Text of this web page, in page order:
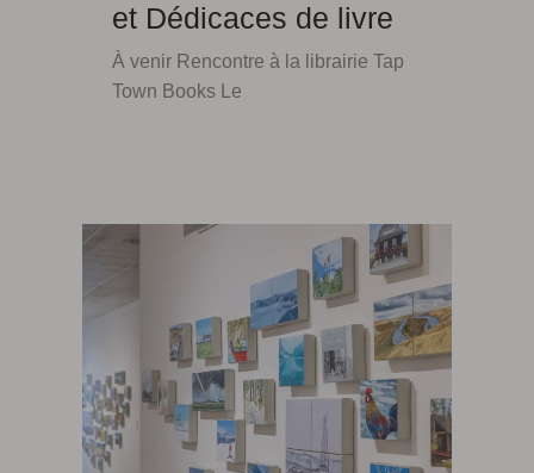
et Dédicaces de livre
À venir Rencontre à la librairie Tap
Town Books Le